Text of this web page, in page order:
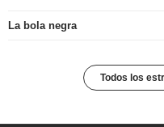
La bola negra
Todos los